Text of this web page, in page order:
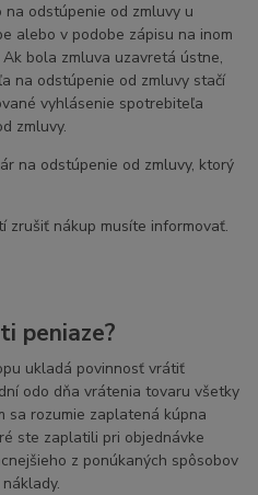
odstúpenie od zmluvy u
alebo v podobe zápisu na inom
bola zmluva uzavretá ústne,
na odstúpenie od zmluvy stačí
vyhlásenie spotrebiteľa
zmluvy.
na odstúpenie od zmluvy, ktorý
zrušiť nákup musíte informovať.
peniaze?
ukladá povinnosť vrátiť
odo dňa vrátenia tovaru všetky
sa rozumie zaplatená kúpna
ste zaplatili pri objednávke
z ponúkaných spôsobov